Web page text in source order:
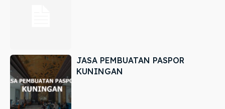
JASA PEMBUATAN PASPOR
KUNINGAN